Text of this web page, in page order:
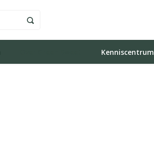
Kenniscentrum